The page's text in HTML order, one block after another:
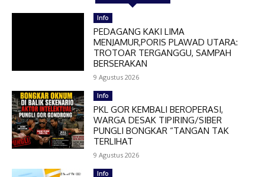
Info
PEDAGANG KAKI LIMA
MENJAMUR,PORIS PLAWAD UTARA:
TROTOAR TERGANGGU, SAMPAH
BERSERAKAN
9 Agustus 2026
Info
PKL GOR KEMBALI BEROPERASI,
WARGA DESAK TIPIRING/SIBER
PUNGLI BONGKAR “TANGAN TAK
TERLIHAT
9 Agustus 2026
Info